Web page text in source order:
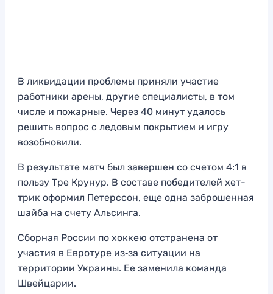
В ликвидации проблемы приняли участие
работники арены, другие специалисты, в том
числе и пожарные. Через 40 минут удалось
решить вопрос с ледовым покрытием и игру
возобновили.
В результате матч был завершен со счетом 4:1 в
пользу Тре Крунур. В составе победителей хет-
трик оформил Петерссон, еще одна заброшенная
шайба на счету Альсинга.
Сборная России по хоккею отстранена от
участия в Евротуре из‑за ситуации на
территории Украины. Ее заменила команда
Швейцарии.